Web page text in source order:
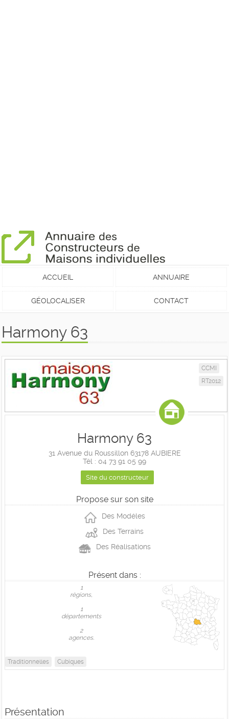
ACCUEIL ANNUAIRE
GÉOLOCALISER CONTACT
Harmony 63
CCMI
RT2012
Harmony 63
31 Avenue du Roussillon 63178 AUBIERE
Tél : 04 73 91 05 99
Site du constructeur
Propose sur son site
Des Modéles
Des Terrains
Des Réalisations
Présent dans :
1
règions,
1
départements
2
agences.
Traditionnelles Cubiques
Présentation